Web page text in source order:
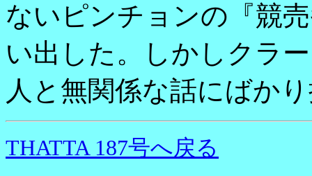
ないピンチョンの『競
い出した。しかしクラ
人と無関係な話にばか
THATTA 187号へ戻る